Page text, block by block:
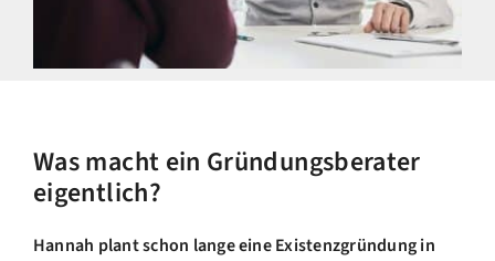
Was macht ein Gründungsberater
eigentlich?
Hannah plant schon lange eineExistenzgründung in